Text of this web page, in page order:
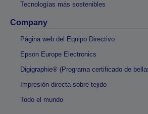
Tecnologías más sostenibles
Company
Página web del Equipo Directivo
Epson Europe Electronics
Digigraphie® (Programa certificado de
Impresión directa sobre tejido
Todo el mundo